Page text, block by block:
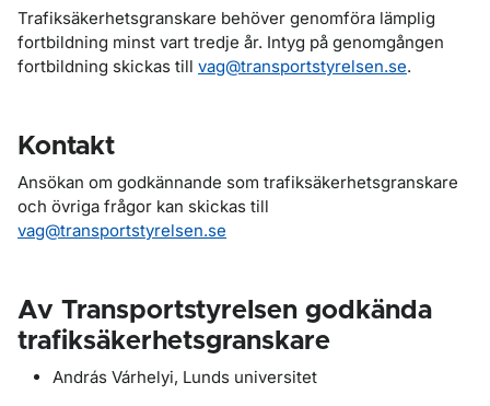
Trafiksäkerhetsgranskare behöver genomföra lämplig
fortbildning minst vart tredje år. Intyg på genomgången
fortbildning skickas till vag@transportstyrelsen.se.
Kontakt
Ansökan om godkännande som trafiksäkerhetsgranskare
och övriga frågor kan skickas till
vag@transportstyrelsen.se
Av Transportstyrelsen godkända
trafiksäkerhetsgranskare
András Várhelyi, Lunds universitet